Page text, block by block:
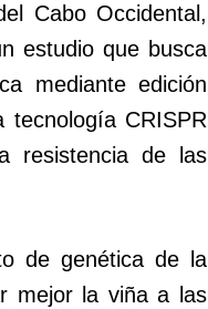
Cabo Occidental,
estudio que busca
mediante edición
CRISPR
resistencia de las
de genética de la
mejor la viña a las